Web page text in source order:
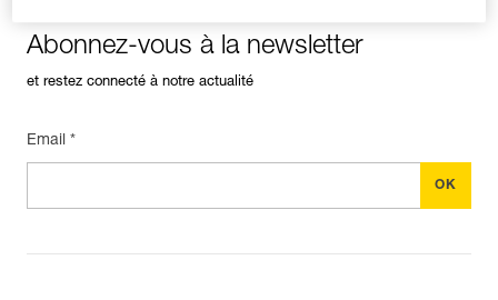
Abonnez-vous à la newsletter
et restez connecté à notre actualité
Email *